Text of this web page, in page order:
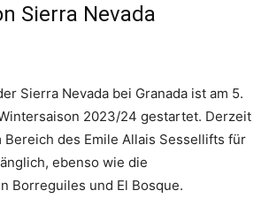
Sierra Nevada
Sierra Nevada bei Granada ist am 5.
2023/24 gestartet. Derzeit
Bereich des Emile Allais Sessellifts für
ebenso wie die
Borreguiles und El Bosque.